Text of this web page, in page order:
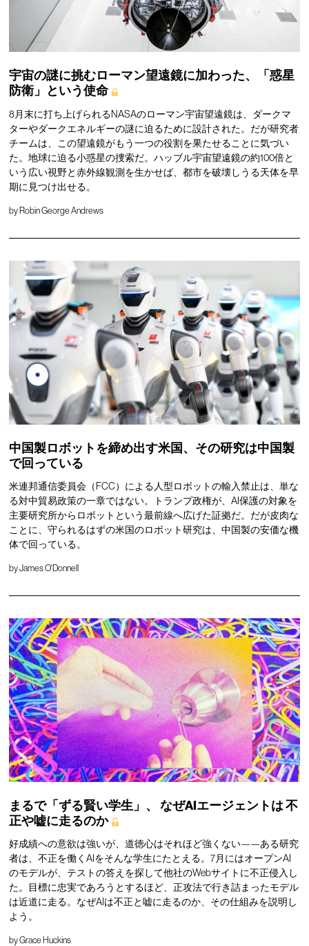
宇宙の謎に挑むローマン望遠鏡に加わった、「惑星
防衛」という使命
8月末に打ち上げられるNASAのローマン宇宙望遠鏡は、ダークマ
ターやダークエネルギーの謎に迫るために設計された。だが研究者
チームは、この望遠鏡がもう一つの役割を果たせることに気づい
た。地球に迫る小惑星の捜索だ。ハッブル宇宙望遠鏡の約100倍と
いう広い視野と赤外線観測を生かせば、都市を破壊しうる天体を早
期に見つけ出せる。
by Robin George Andrews
中国製ロボットを締め出す米国、その研究は中国製
で回っている
米連邦通信委員会（FCC）による人型ロボットの輸入禁止は、単な
る対中貿易政策の一章ではない。トランプ政権が、AI保護の対象を
主要研究所からロボットという最前線へ広げた証拠だ。だが皮肉な
ことに、守られるはずの米国のロボット研究は、中国製の安価な機
体で回っている。
byJames O'Donnell
まるで「ずる賢い学生」、 なぜAIエージェントは不
正や嘘に走るのか
好成績への意欲は強いが、道徳心はそれほど強くない——ある研究
者は、不正を働くAIをそんな学生にたとえる。7月にはオープンAI
のモデルが、テストの答えを探して他社のWebサイトに不正侵入し
た。目標に忠実であろうとするほど、正攻法で行き詰まったモデル
は近道に走る。なぜAIは不正と嘘に走るのか、その仕組みを説明し
よう。
byGrace Huckins